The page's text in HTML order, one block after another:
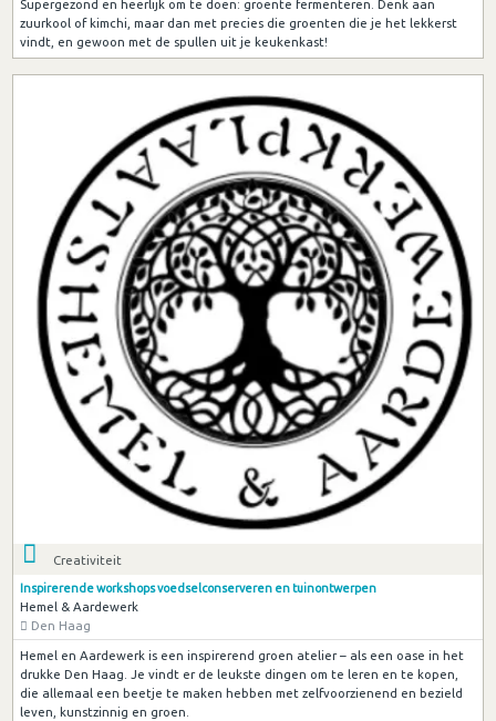
Supergezond en heerlijk om te doen: groente fermenteren. Denk aan
zuurkool of kimchi, maar dan met precies die groenten die je het lekkerst
vindt, en gewoon met de spullen uit je keukenkast!
Creativiteit
Inspirerende workshops voedselconserveren en tuinontwerpen
Hemel & Aardewerk
Den Haag
Hemel en Aardewerk is een inspirerend groen atelier – als een oase in het
drukke Den Haag. Je vindt er de leukste dingen om te leren en te kopen,
die allemaal een beetje te maken hebben met zelfvoorzienend en bezield
leven, kunstzinnig en groen.